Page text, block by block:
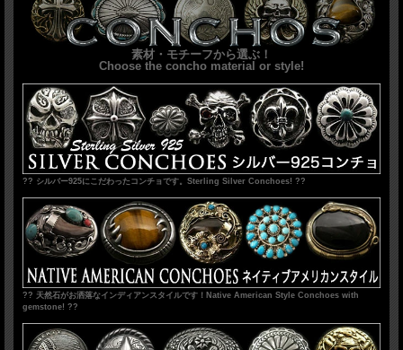
素材・モチーフから選ぶ！
Choose the concho material or style!
?? シルバー925にこだわったコンチョです。Sterling Silver Conchoes! ??
?? 天然石がお洒落なインディアンスタイルです！Native American Style Conchoes with
gemstone! ??